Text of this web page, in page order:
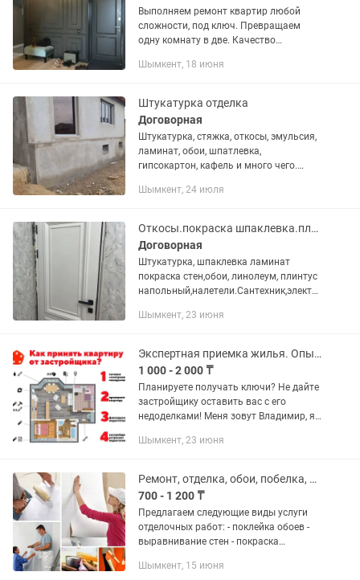
Выполняем ремонт квартир любой
сложности, под ключ. Превращаем
одну комнату в две. Качество
начала до конца без задержки срока.
Шымкент, 18 июня
Штукатурка отделка
Договорная
Штукатурка, стяжка, откосы, эмульсия,
ламинат, обои, шпатлевка,
гипсокартон, кафель и много чего.
перегородки и т/д звоните узнавайте.
Шымкент, 24 июля
Откосы.покраска шпаклевка.плинтуса.Линолеум
Договорная
Штукатурка, шпаклевка ламинат
покраска стен,обои, линолеум, плинтус
напольный,налетели.Сантехник,электр
Шымкент, 23 июня
Экспертная приемка жилья. Опыт прораба 30 л. Сэкономлю вам деньги!
1 000 - 2 000 ₸
Планируете получать ключи? Не дайте
застройщику оставить вас с его
недоделками! Меня зовут Владимир, я
прошел путь от мастера до прораба и
Шымкент, 23 июня
Ремонт, отделка, обои, побелка, евроремонт, быстро и качественно.
700 - 1 200 ₸
Предлагаем следующие виды услуги
отделочных работ: - поклейка обоев -
выравнивание стен - покраска
штукатурка, шпатлевка - плинтуса,
Шымкент, 15 июня